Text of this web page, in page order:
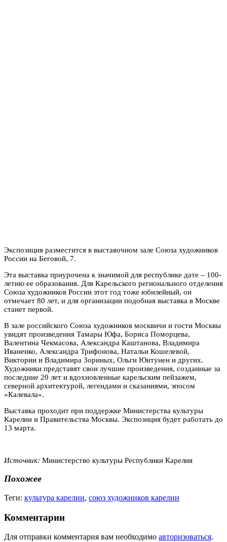
Экспозиция разместится в выставочном зале Союза художников
России на Беговой, 7.
Эта выставка приурочена к значимой для республике дате – 100-
летию ее образования. Для Карельского регионального отделения
Союза художников России этот год тоже юбилейный, он
отмечает 80 лет, и для организации подобная выставка в Москве
станет первой.
В зале российского Союза художников москвичи и гости Москвы
увидят произведения Тамары Юфа, Бориса Поморцева,
Валентина Чекмасова, Александра Каштанова, Владимира
Иваненко, Александра Трифонова, Натальи Кошелевой,
Виктории и Владимира Зориных, Ольги Юнтунен и других.
Художники представят свои лучшие произведения, созданные за
последние 20 лет и вдохновленные карельским пейзажем,
северной архитектурой, легендами и сказаниями, эпосом
«Калевала».
Выставка проходит при поддержке Министерства культуры
Карелии и Правительства Москвы. Экспозиция будет работать до
13 марта.
Источник: Министерство культуры Республики Карелия
Похожее
Теги: культура карелии, союз художников карелии
Комментарии
Для отправки комментария вам необходимо авторизоваться.